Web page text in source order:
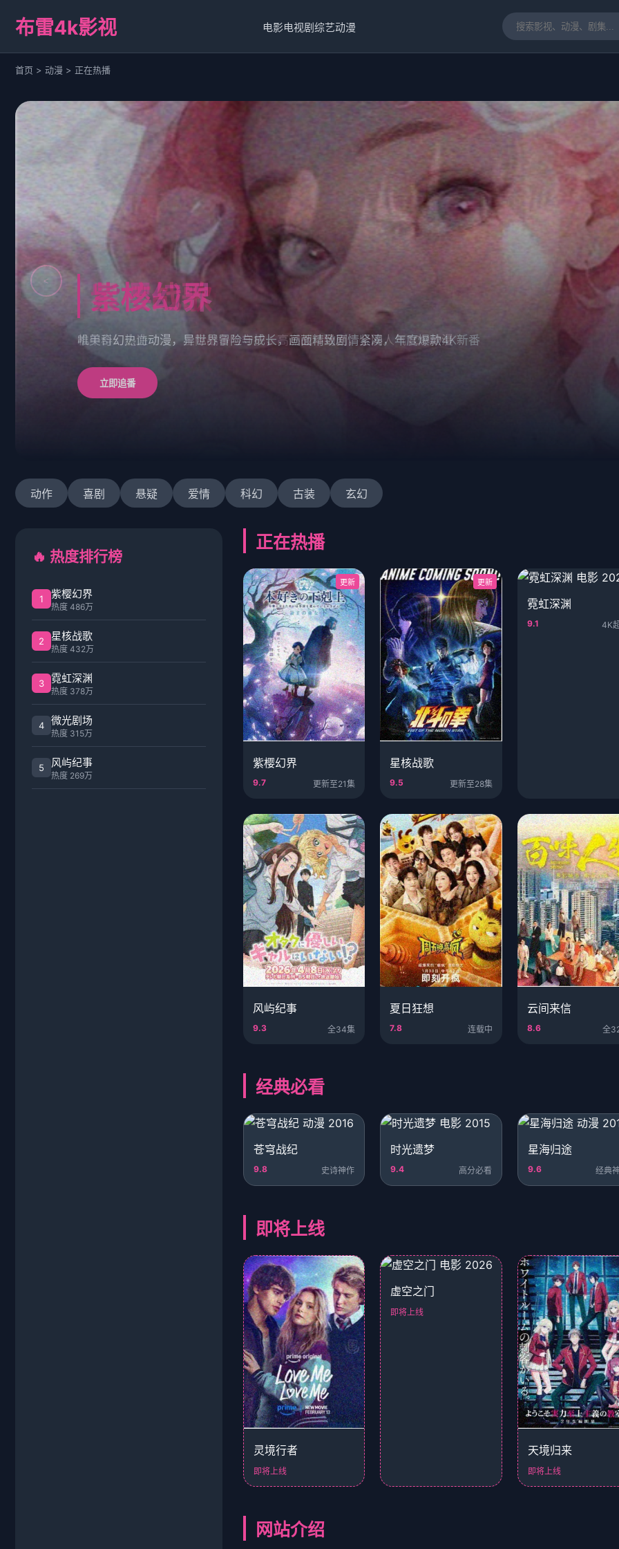
布雷4k影视 电影电视剧综艺动漫
首页 > 动漫 > 正在热播
< 星核战歌
机甲科幻史诗动漫，星际战争与守护，高燃战斗场面，全网人气TOP动漫
立即追番
动作 喜剧 悬疑 爱情 科幻 古装 玄幻
🔥 热度排行榜
1 紫樱幻界
热度 486万
2 星核战歌
热度 432万
3 霓虹深渊
热度 378万
4 微光剧场
热度 315万
5 风屿纪事
热度 269万
正在热播
更新
紫樱幻界
9.7 更新至21集
更新
星核战歌
9.5 更新至28集
霓虹深渊
9.1 4K
风屿纪事
9.3 全34集
夏日狂想
7.8 连载中
云间来信
8.6 全
经典必看
苍穹战纪
9.8 史诗神作
时光遗梦
9.4 高分必看
星海归途
9.6 经典
即将上线
灵境行者
即将上线
虚空之门
即将上线
天境归来
即将上线
网站介绍